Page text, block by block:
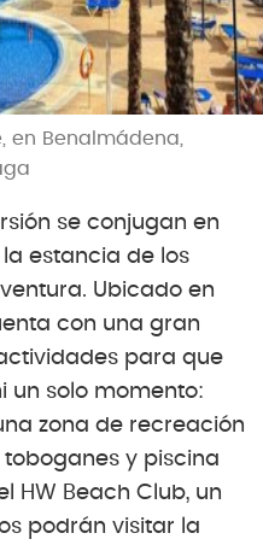
en Benalmádena,
se conjugan en
estancia de los
Ubicado en
con una gran
para que
un solo momento:
zona de recreación
y piscina
HW Beach Club, un
podrán visitar la